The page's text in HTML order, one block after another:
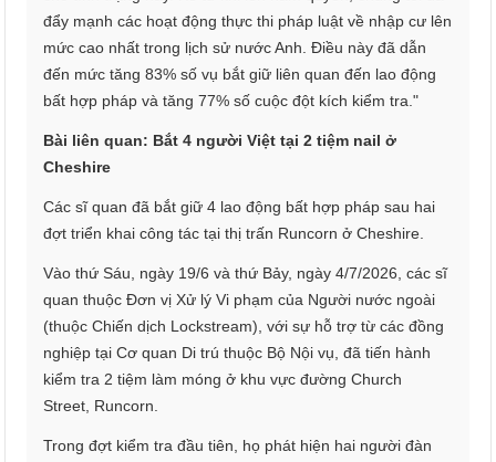
đẩy mạnh các hoạt động thực thi pháp luật về nhập cư lên
mức cao nhất trong lịch sử nước Anh. Điều này đã dẫn
đến mức tăng 83% số vụ bắt giữ liên quan đến lao động
bất hợp pháp và tăng 77% số cuộc đột kích kiểm tra."
Bài liên quan: Bắt 4 người Việt tại 2 tiệm nail ở
Cheshire
Các sĩ quan đã bắt giữ 4 lao động bất hợp pháp sau hai
đợt triển khai công tác tại thị trấn Runcorn ở Cheshire.
Vào thứ Sáu, ngày 19/6 và thứ Bảy, ngày 4/7/2026, các sĩ
quan thuộc Đơn vị Xử lý Vi phạm của Người nước ngoài
(thuộc Chiến dịch Lockstream), với sự hỗ trợ từ các đồng
nghiệp tại Cơ quan Di trú thuộc Bộ Nội vụ, đã tiến hành
kiểm tra 2 tiệm làm móng ở khu vực đường Church
Street, Runcorn.
Trong đợt kiểm tra đầu tiên, họ phát hiện hai người đàn